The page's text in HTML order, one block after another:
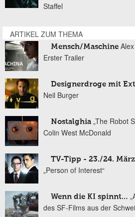
Staffel
ARTIKEL ZUM THEMA
Mensch/Maschine
Erster Trailer
Designerdroge mit
Neil Burger
Nostalghia „The Robot
Colin West McDonald
TV-Tipp - 23./24. März
„Person of Interest“
Wenn die KI spinnt…
des SF-Films aus der